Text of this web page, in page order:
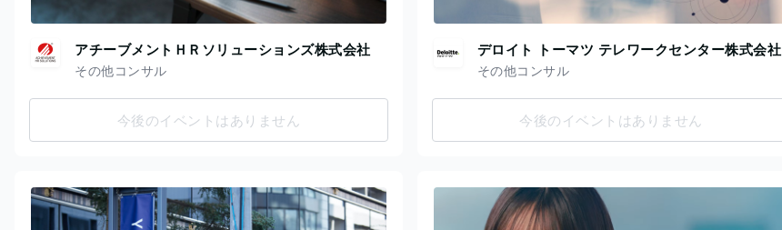
アチーブメントＨＲソリューションズ株式会社
その他コンサル
今後のイベントはありません
デロイト トーマツ テレワークセンター株式会社
その他コンサル
今後のイベントはありません